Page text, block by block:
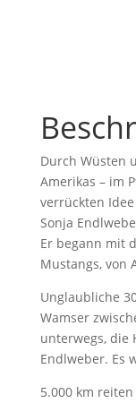
Durch Wüsten
Amerikas – im
verrückten
Sonja
Er begann mit
Mustangs, von
Unglaubliche
Wamser
unterwegs, die
Endlweber. Es
5.000 km